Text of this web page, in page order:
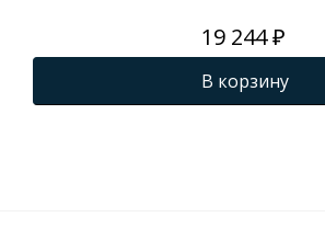
19 244 ₽
В корзину